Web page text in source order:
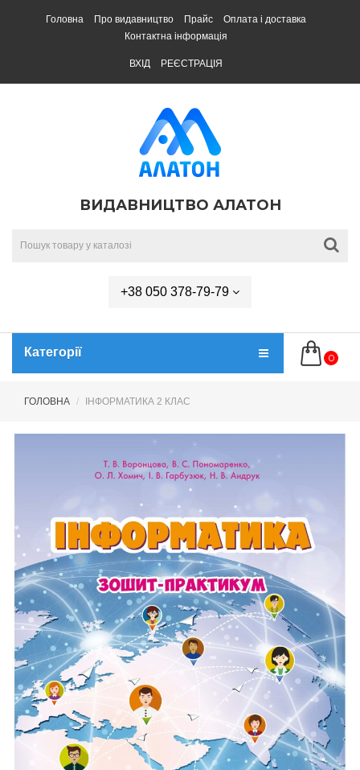
Головна Про видавництво Прайс
Оплата і доставка
Контактна інформація
ВХІД РЕЄСТРАЦІЯ
ВИДАВНИЦТВО АЛАТОН
+38 050 378-79-79
Категорії 0
ГОЛОВНА ІНФОРМАТИКА 2 КЛАС